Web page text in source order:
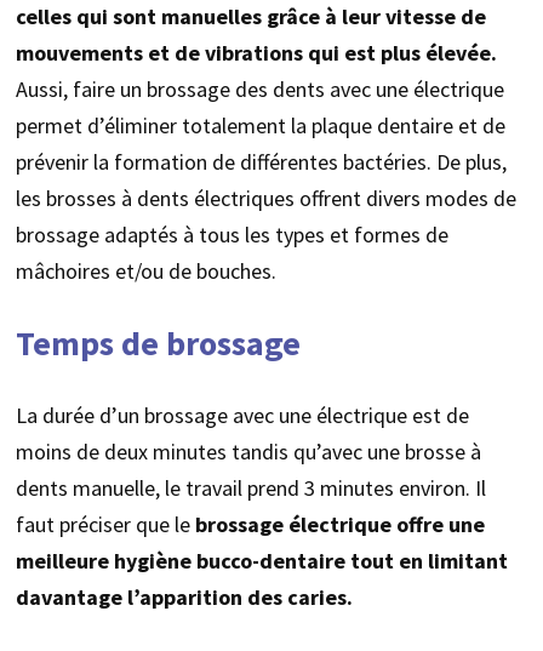
celles qui sont manuelles grâce à leur vitesse de
mouvements et de vibrations qui est plus élevée.
Aussi, faire un brossage des dents avec une électrique
permet d’éliminer totalement la plaque dentaire et de
prévenir la formation de différentes bactéries. De plus,
les brosses à dents électriques offrent divers modes de
brossage adaptés à tous les types et formes de
mâchoires et/ou de bouches.
Temps de brossage
La durée d’un brossage avec une électrique est de
moins de deux minutes tandis qu’avec une brosse à
dents manuelle, le travail prend 3 minutes environ. Il
faut préciser que le brossage électrique offre une
meilleure hygiène bucco-dentaire tout en limitant
davantage l’apparition des caries.